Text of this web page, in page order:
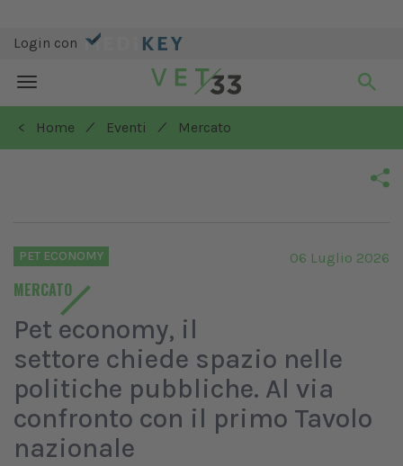
Login con
Toggle
navigation
< Home
/ Eventi / Mercato
PET ECONOMY
MERCATO
06 Luglio 2026
Pet economy, il
settore chiede spazio nelle
politiche pubbliche. Al via
confronto con il primo Tavolo
nazionale